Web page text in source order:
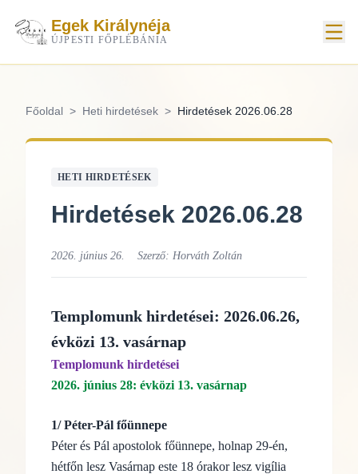
Egek Királynéja
ÚJPESTI FŐPLÉBÁNIA
Főoldal > Heti hirdetések > Hirdetések 2026.06.28
HETI HIRDETÉSEK
Hirdetések 2026.06.28
2026. június 26. Szerző: Horváth Zoltán
Templomunk hirdetései: 2026.06.26,
évközi 13. vasárnap
Templomunk hirdetései
2026. június 28: évközi 13. vasárnap
1/ Péter-Pál főünnepe
Péter és Pál apostolok főünnepe, holnap 29-én,
hétfőn lesz Vasárnap este 18 órakor lesz vigília